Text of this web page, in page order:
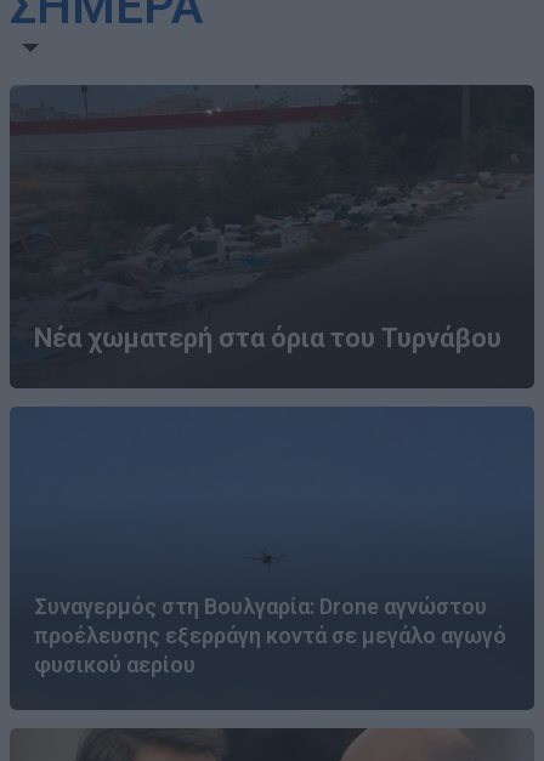
Νέα χωματερή στα όρια του Τυρνάβου
Συναγερμός στη Βουλγαρία: Drone αγνώστου
προέλευσης εξερράγη κοντά σε μεγάλο αγωγό
φυσικού αερίου